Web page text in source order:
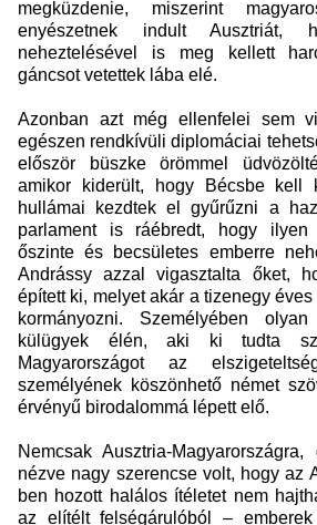
megküzdenie, miszerint
enyészetnek indult Ausztriát,
neheztelésével is meg kellett
gáncsot vetettek lába elé.
Azonban azt még ellenfelei sem
egészen rendkívüli diplomáciai
először büszke örömmel
amikor kiderült, hogy Bécsbe kell
hullámai kezdtek el gyűrűzni a
parlament is ráébredt, hogy ilyen
őszinte és becsületes emberre
Andrássy azzal vigasztalta őket,
épített ki, melyet akár a tizenegy
kormányozni. Személyében
külügyek élén, aki ki tudta
Magyarországot az
személyének köszönhető német
érvényű birodalommá lépett elő.
Nemcsak Ausztria-
nézve nagy szerencse volt, hogy az
ben hozott halálos ítéletet nem
az elítélt felségárulóból –